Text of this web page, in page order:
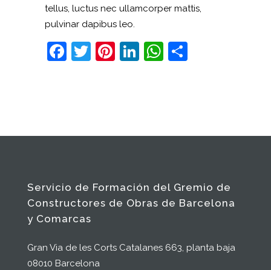
tellus, luctus nec ullamcorper mattis,
pulvinar dapibus leo.
Facebook
Twitter
Pinterest
LinkedIn
WhatsApp
Servicio de Formación del Gremio de
Constructores de Obras de Barcelona
y Comarcas
Gran Via de les Corts Catalanes 663, planta baja
08010 Barcelona